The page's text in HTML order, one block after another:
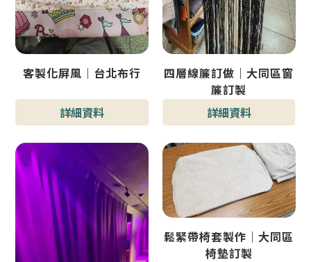
客製化屏風｜台北布行
詳細資料
四層線簾訂做｜大同區窗
簾訂製
詳細資料
鬆緊帶椅套製作｜大同區
椅墊訂製